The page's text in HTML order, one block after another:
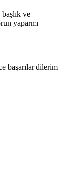
ve
yaparmı
başarılar dilerim